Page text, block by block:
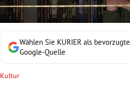
Untermenü
Untermenü
Wählen Sie KURIER als bevorzugte
Google-Quelle
Kultur